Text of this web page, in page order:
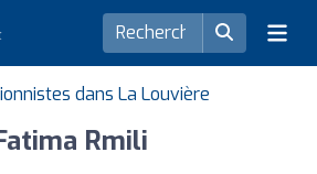
dans La Louvière
Rmili